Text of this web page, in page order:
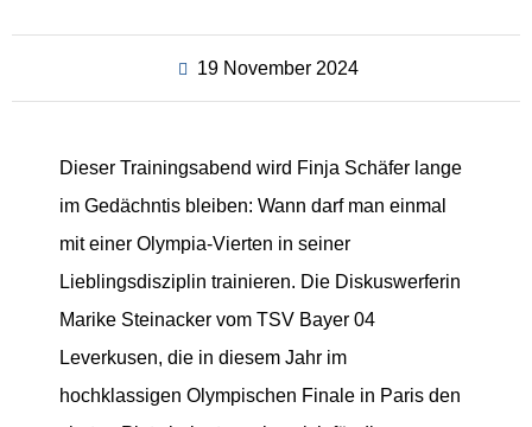
19 November 2024
Dieser Trainingsabend wird Finja Schäfer lange
im Gedächntis bleiben: Wann darf man einmal
mit einer Olympia-Vierten in seiner
Lieblingsdisziplin trainieren. Die Diskuswerferin
Marike Steinacker vom TSV Bayer 04
Leverkusen, die in diesem Jahr im
hochklassigen Olympischen Finale in Paris den